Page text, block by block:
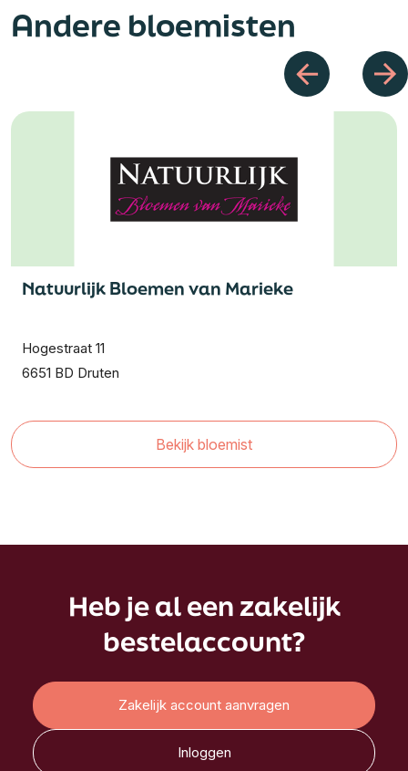
Andere bloemisten
Natuurlijk Bloemen van Marieke
Hogestraat 11
6651 BD Druten
Bekijk bloemist
Heb je al een zakelijk
bestelaccount?
Zakelijk account aanvragen
Inloggen